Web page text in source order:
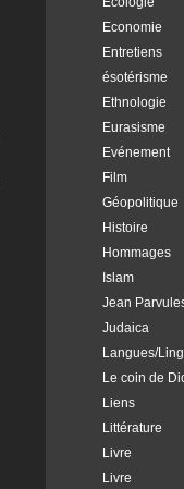
Economie
Entretiens
ésotérisme
Ethnologie
Eurasisme
Evénement
Film
Géopolitique
Histoire
Hommages
Islam
Jean
Judaica
Langues/
Le coin de
Liens
Littérature
Livre
Livre